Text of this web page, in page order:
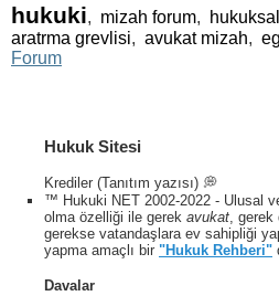
hukuki, mizah forum,
aratrma grevlisi, avukat mizah,
Forum
Hukuk Sitesi
Krediler (Tanıtım yazısı) 💭
™ Hukuki NET 2002-2022 - Ulusal
olma özelliği ile gerek avukat ,
gerekse vatandaşlara ev sahipliği
yapma amaçlı bir "Hukuk Rehberi"
Davalar